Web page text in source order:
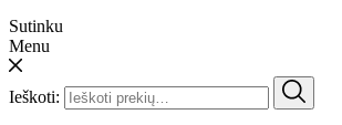
Sutinku
Menu
Ieškoti: